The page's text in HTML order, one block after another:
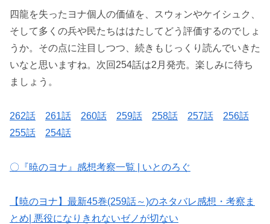
四龍を失ったヨナ個人の価値を、スウォンやケイシュク、
そして多くの兵や民たちははたしてどう評価するのでしょ
うか。その点に注目しつつ、続きもじっくり読んでいきた
いなと思いますね。次回254話は2月発売。楽しみに待ち
ましょう。
262話 261話 260話 259話 258話 257話
256話
255話
254話
〇『暁のヨナ』感想考察一覧 | いとのろぐ
【暁のヨナ】最新45巻(259話～)のネタバレ感想・考察ま
とめ| 悪役になりきれないゼノが切ない